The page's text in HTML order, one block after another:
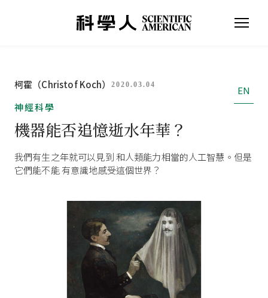
柯霍（Christof Koch） 2020.03.04
EN
神經科學
機器能否追憶逝水年華？
我們有生之年就可以見到 和人類能力相當的人工智慧。但是
它們能不能 有意識地感受這個世界？